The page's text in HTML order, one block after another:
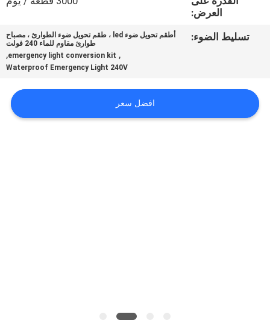
SITEMAP
العرض:
تسليط الضوء:
أطقم تحويل ضوء led ، طقم تحويل ضوء الطوارئ ، مصباح
طوارئ مقاوم للماء 240 فولت
,
emergency light conversion kit
,
Waterproof Emergency Light 240V
افضل سعر